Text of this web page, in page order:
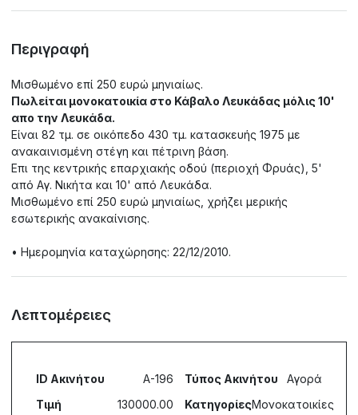
Περιγραφή
Μισθωμένο επί 250 ευρώ μηνιαίως.
Πωλείται μονοκατοικία στο Κάβαλο Λευκάδας μόλις 10'
απο την Λευκάδα.
Είναι 82 τμ. σε οικόπεδο 430 τμ. κατασκευής 1975 με
ανακαινισμένη στέγη και πέτρινη βάση.
Επι της κεντρικής επαρχιακής οδού (περιοχή Φρυάς), 5'
από Αγ. Νικήτα και 10' από Λευκάδα.
Μισθωμένο επί 250 ευρώ μηνιαίως, χρήζει μερικής
εσωτερικής ανακαίνισης.
• Ημερομηνία καταχώρησης: 22/12/2010.
Λεπτομέρειες
ID Ακινήτου
A-196
Τιμή
130000.00
Τύπος Ακινήτου
Αγορά
ΚατηγορίεςΜονοκατοικίες